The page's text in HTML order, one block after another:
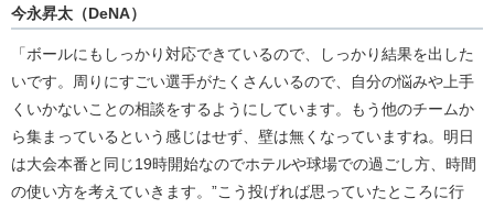
今永昇太（DeNA）
「ボールにもしっかり対応できているので、しっかり結果を出した
いです。周りにすごい選手がたくさんいるので、自分の悩みや上手
くいかないことの相談をするようにしています。もう他のチームか
ら集まっているという感じはせず、壁は無くなっていますね。明日
は大会本番と同じ19時開始なのでホテルや球場での過ごし方、時間
の使い方を考えていきます。”こう投げれば思っていたところに行